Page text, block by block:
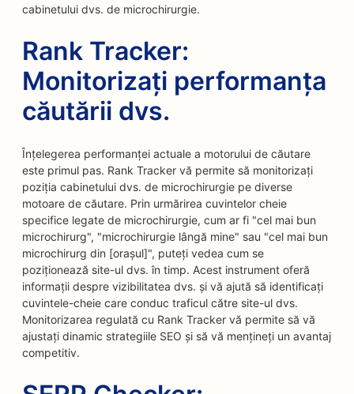
cabinetului dvs. de microchirurgie.
Rank Tracker:
Monitorizați performanța
căutării dvs.
Înțelegerea performanței actuale a motorului de căutare
este primul pas. Rank Tracker vă permite să monitorizați
poziția cabinetului dvs. de microchirurgie pe diverse
motoare de căutare. Prin urmărirea cuvintelor cheie
specifice legate de microchirurgie, cum ar fi "cel mai bun
microchirurg", "microchirurgie lângă mine" sau "cel mai bun
microchirurg din [orașul]", puteți vedea cum se
poziționează site-ul dvs. în timp. Acest instrument oferă
informații despre vizibilitatea dvs. și vă ajută să identificați
cuvintele-cheie care conduc traficul către site-ul dvs.
Monitorizarea regulată cu Rank Tracker vă permite să vă
ajustați dinamic strategiile SEO și să vă mențineți un avantaj
competitiv.